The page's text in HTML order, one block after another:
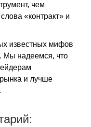
чем
«контракт» и
известных мифов
Мы надеемся, что
и лучше